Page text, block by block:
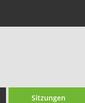
Sitzungen